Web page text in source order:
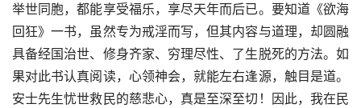
举世同胞，都能享受福乐，享尽天年而后已。要知道《欲海
回狂》一书，虽然专为戒淫而写，但其内容与道理，却圆融
具备经国治世、修身齐家、穷理尽性、了生脱死的方法。如
果对此书认真阅读，心领神会，就能左右逢源，触目是道。
安士先生忧世救民的慈悲心，真是至深至切！因此，我在民